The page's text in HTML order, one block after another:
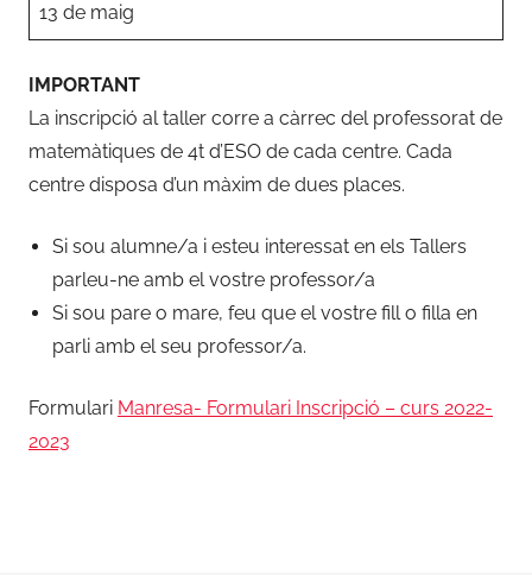
13 de maig
IMPORTANT
La inscripció al taller corre a càrrec del professorat de
matemàtiques de 4t d’ESO de cada centre. Cada
centre disposa d’un màxim de dues places.
Si sou alumne/a i esteu interessat en els Tallers
parleu-ne amb el vostre professor/a
Si sou pare o mare, feu que el vostre fill o filla en
parli amb el seu professor/a.
Formulari Manresa- Formulari Inscripció – curs 2022-
2023